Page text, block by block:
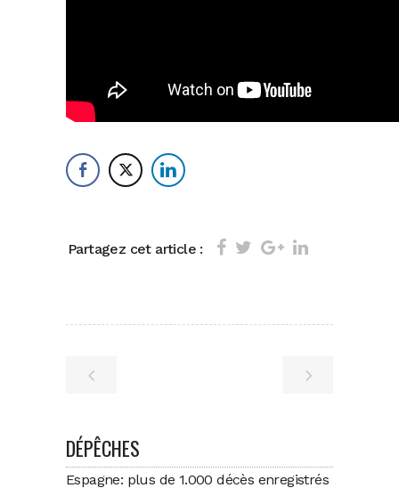
Partagez cet article :
DÉPÊCHES
Espagne: plus de 1.000 décès enregistrés